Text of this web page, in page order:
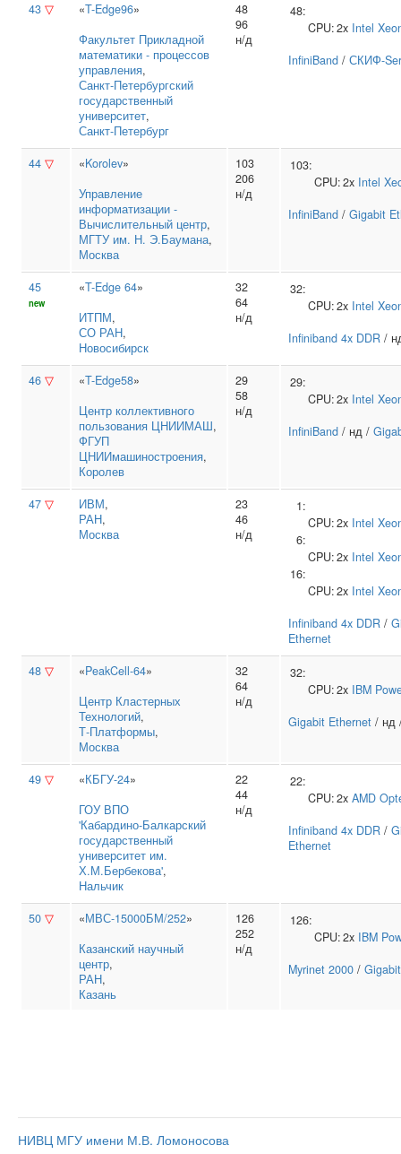
43 ▽ «T-Edge96»
Факультет Прикладной
математики ‑ процессов
управления,
Санкт‑Петербургский
государственный
университет,
Санкт-Петербург
48
96
н/д
48:
CPU:2x Intel
InfiniBand / СКИФ-
44 ▽ «Korolev»
Управление
информатизации ‑
Вычислительный центр,
МГТУ им. Н. Э.Баумана,
Москва
103
206
н/д
103:
CPU:2x Intel
InfiniBand / Gigabit
45
new
«T-Edge 64»
ИТПМ,
СО РАН,
Новосибирск
32
64
н/д
32:
CPU:2x Intel
Infiniband 4x DDR /
46 ▽ «T-Edge58»
Центр коллективного
пользования ЦНИИМАШ,
ФГУП
ЦНИИмашиностроения,
Королев
29
58
н/д
29:
CPU:2x Intel
InfiniBand / нд /
47 ▽ ИВМ,
РАН,
Москва
23
46
н/д
1:
CPU:2x Intel
6:
CPU:2x Intel
16:
CPU:2x Intel
Infiniband 4x DDR /
Ethernet
48 ▽ «PeakCell-64»
Центр Кластерных
Технологий,
Т‑Платформы,
Москва
32
64
н/д
32:
CPU:2x IBM
Gigabit Ethernet /
49 ▽ «КБГУ-24»
ГОУ ВПО
'Кабардино‑Балкарский
государственный
университет им.
Х.М.Бербекова',
Нальчик
22
44
н/д
22:
CPU:2x AMD
Infiniband 4x DDR /
Ethernet
50 ▽ «МВС-15000БМ/252»
Казанский научный
центр,
РАН,
Казань
126
252
н/д
126:
CPU:2x IBM
Myrinet 2000 /
НИВЦ МГУ имени М.В. Ломоносова